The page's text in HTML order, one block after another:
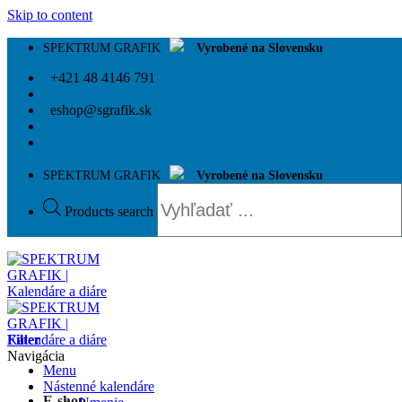
Skip to content
SPEKTRUM GRAFIK Vyrobené na Slovensku
+421 48 4146 791
eshop@sgrafik.sk
SPEKTRUM GRAFIK Vyrobené na Slovensku
Products search
Menu
Filter
Navigácia
Nástenné kalendáre